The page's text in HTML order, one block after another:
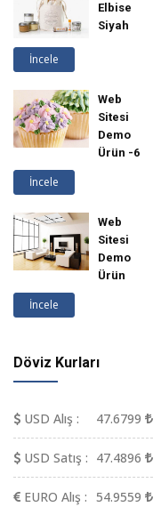
Elbise
Siyah
İncele
Web
Sitesi
Demo
Ürün -6
İncele
Web
Sitesi
Demo
Ürün
İncele
Döviz Kurları
USD Alış : 47.6799
USD Satış : 47.4896
EURO Alış : 54.9559